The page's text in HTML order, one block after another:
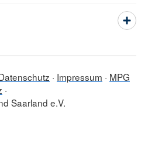
Impressum
MPG
Saarland e.V.